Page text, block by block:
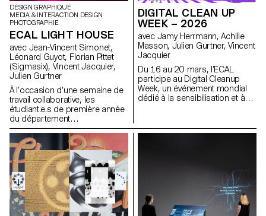
DESIGN GRAPHIQUE
MEDIA & INTERACTION DESIGN
PHOTOGRAPHIE
ECAL LIGHT HOUSE
avec Jean-Vincent Simonet,
Léonard Guyot, Florian Pittet
(Sigmasix), Vincent Jacquier,
Julien Gurtner
À l’occasion d’une semaine de
travail collaborative, les
étudiant.e.s de première année
du département
Communication Visuelle de
l’ECAL se sont vu confiés la
tâche ambitieuse de créer une
expérience audiovisuelle
complète, en dessinant une
architecture de lumière et de
son avec comme unique point
de départ cinq compositions
musicales originales. Sur une
installation d’écrans formant un
DIGITAL CLEAN UP
WEEK – 2026
avec Jamy Herrmann, Achille
Masson, Julien Gurtner, Vincent
Jacquier
Du 16 au 20 mars, l’ECAL
participe au Digital Cleanup
Week, un événement mondial
dédié à la sensibilisation et à
pour réparer, recycler, nettoyer
et réfléchir !